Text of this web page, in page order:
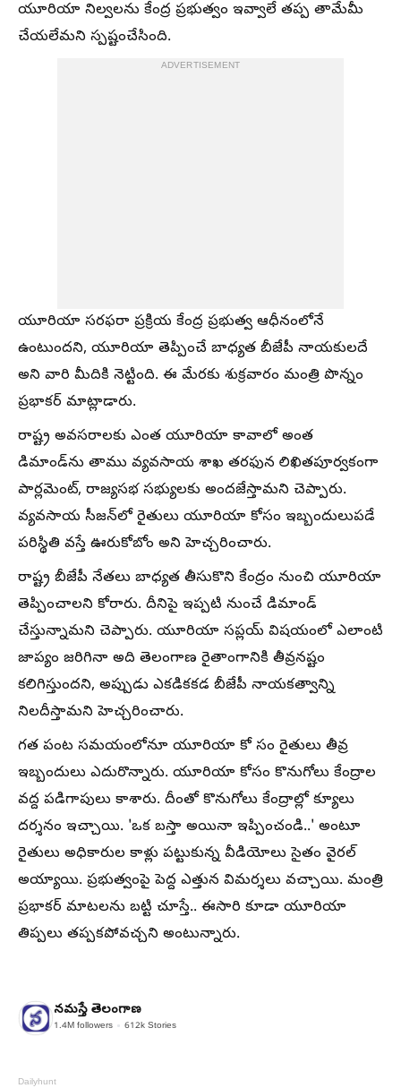
యూరియా నిల్వలను కేంద్ర ప్రభుత్వం ఇవ్వాలే తప్ప తామేమీ
చేయలేమని స్పష్టంచేసింది.
ADVERTISEMENT
యూరియా సరఫరా ప్రక్రియ కేంద్ర ప్రభుత్వ ఆధీనంలోనే
ఉంటుందని, యూరియా తెప్పించే బాధ్యత బీజేపీ నాయకులదే
అని వారి మీదికి నెట్టింది. ఈ మేరకు శుక్రవారం మంత్రి పొన్నం
ప్రభాకర్‌ మాట్లాడారు.
రాష్ట్ర అవసరాలకు ఎంత యూరియా కావాలో అంత
డిమాండ్‌ను తాము వ్యవసాయ శాఖ తరఫున లిఖితపూర్వకంగా
పార్లమెంట్‌, రాజ్యసభ సభ్యులకు అందజేస్తామని చెప్పారు.
వ్యవసాయ సీజన్‌లో రైతులు యూరియా కోసం ఇబ్బందులుపడే
పరిస్థితి వస్తే ఊరుకోబోం అని హెచ్చరించారు.
రాష్ట్ర బీజేపీ నేతలు బాధ్యత తీసుకొని కేంద్రం నుంచి యూరియా
తెప్పించాలని కోరారు. దీనిపై ఇప్పటి నుంచే డిమాండ్‌
చేస్తున్నామని చెప్పారు. యూరియా సప్లయ్‌ విషయంలో ఎలాంటి
జాప్యం జరిగినా అది తెలంగాణ రైతాంగానికి తీవ్రనష్టం
కలిగిస్తుందని, అప్పుడు ఎకడికకడ బీజేపీ నాయకత్వాన్ని
నిలదీస్తామని హెచ్చరించారు.
గత పంట సమయంలోనూ యూరియా కో సం రైతులు తీవ్ర
ఇబ్బందులు ఎదురొన్నారు. యూరియా కోసం కొనుగోలు కేంద్రాల
వద్ద పడిగాపులు కాశారు. దీంతో కొనుగోలు కేంద్రాల్లో క్యూలు
దర్శనం ఇచ్చాయి. 'ఒక బస్తా అయినా ఇప్పించండి..' అంటూ
రైతులు అధికారుల కాళ్లు పట్టుకున్న వీడియోలు సైతం వైరల్‌
అయ్యాయి. ప్రభుత్వంపై పెద్ద ఎత్తున విమర్శలు వచ్చాయి. మంత్రి
ప్రభాకర్‌ మాటలను బట్టి చూస్తే.. ఈసారి కూడా యూరియా
తిప్పలు తప్పకపోవచ్చని అంటున్నారు.
నమస్తే తెలంగాణ
1.4M followers 612k Stories
Dailyhunt